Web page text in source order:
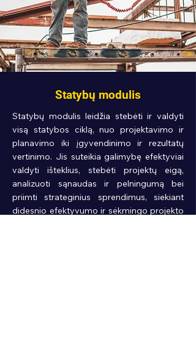
Statybų modulis
Statybų modulis leidžia stebėti ir valdyti
visą statybos ciklą, nuo projektavimo ir
planavimo iki įgyvendinimo ir rezultatų
vertinimo. Jis suteikia galimybę efektyviai
valdyti išteklius, stebėti projektų eigą,
analizuoti sąnaudas ir pelningumą bei
priimti strateginius sprendimus, siekiant
didesnio efektyvumo ir sėkmingo projekto